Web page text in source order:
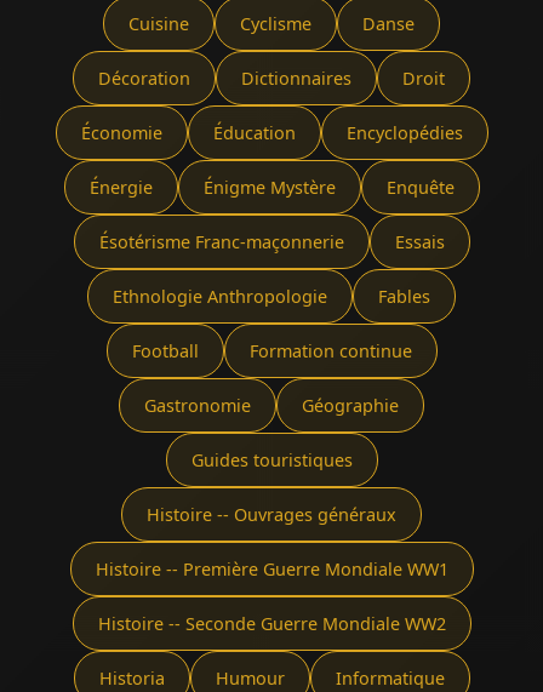
Cuisine Cyclisme Danse
Décoration Dictionnaires Droit
Économie Éducation Encyclopédies
Énergie Énigme Mystère Enquête
Ésotérisme Franc-maçonnerie Essais
Ethnologie Anthropologie Fables
Football Formation continue
Gastronomie Géographie
Guides touristiques
Histoire -- Ouvrages généraux
Histoire -- Première Guerre Mondiale WW1
Histoire -- Seconde Guerre Mondiale WW2
Historia Humour Informatique